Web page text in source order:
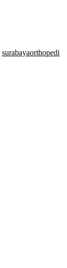
surabayaorthopedi